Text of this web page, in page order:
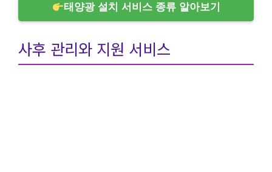
태양광 설치 서비스 종류 알아보기
사후 관리와 지원 서비스